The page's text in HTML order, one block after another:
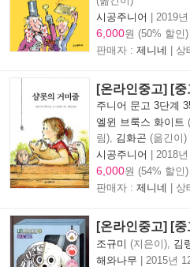
시공주니어 | 2019
6,000원 (50% 할인)
판매자 : 제니네 | 상
[온라인중고] [
주니어 문고 3단계
엘윈 브룩스 화이트
림), 김화곤 (옮긴이)
시공주니어 | 2018
6,000원 (54% 할인)
판매자 : 제니네 | 상
[온라인중고] [중
조규미 (지은이), 김
해와나무 | 2015년